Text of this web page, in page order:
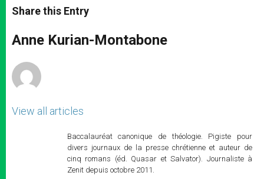
t
s
p
p
s
e
g
e
e
b
o
k
r
Share this Entry
Anne Kurian-Montabone
View all articles
Baccalauréat canonique de théologie. Pigiste pour
divers journaux de la presse chrétienne et auteur de
cinq romans (éd. Quasar et Salvator). Journaliste à
Zenit depuis octobre 2011.